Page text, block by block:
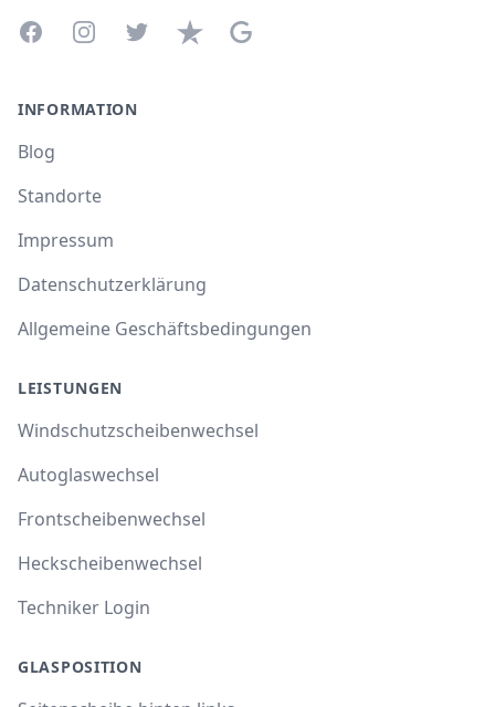
FacebookInstagramTwitterTrustpilotGoogle Business Profile
INFORMATION
Blog
Standorte
Impressum
Datenschutzerklärung
Allgemeine Geschäftsbedingungen
LEISTUNGEN
Windschutzscheibenwechsel
Autoglaswechsel
Frontscheibenwechsel
Heckscheibenwechsel
Techniker Login
GLASPOSITION